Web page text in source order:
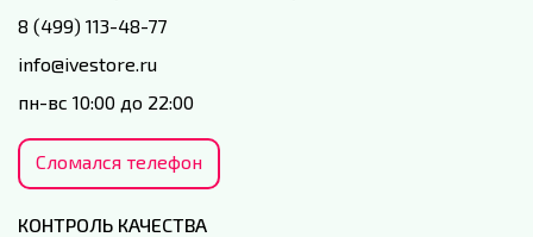
8 (499) 113-48-77
info@ivestore.ru
пн-вс 10:00 до 22:00
Сломался телефон
КОНТРОЛЬ КАЧЕСТВА